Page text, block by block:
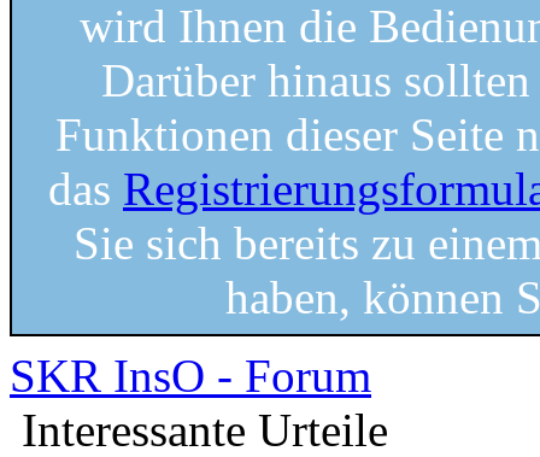
wird Ihnen die
Darüber hinaus
Funktionen dieser Seite
das
Sie sich bereits zu
haben, können
SKR InsO - Forum
Interessante Urteile